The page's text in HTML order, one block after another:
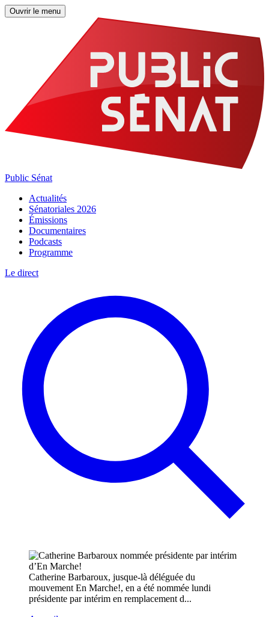
Ouvrir le menu
Public Sénat
Actualités
Sénatoriales 2026
Émissions
Documentaires
Podcasts
Programme
Le direct
Catherine Barbaroux, jusque-là déléguée du
mouvement En Marche!, en a été nommée lundi
présidente par intérim en remplacement d...